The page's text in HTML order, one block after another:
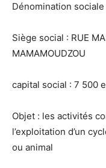
Dénomination sociale
Siège social : RUE
MAMAMOUDZOU
capital social : 7 500
Objet : les activités
l’exploitation d’un
ou animal